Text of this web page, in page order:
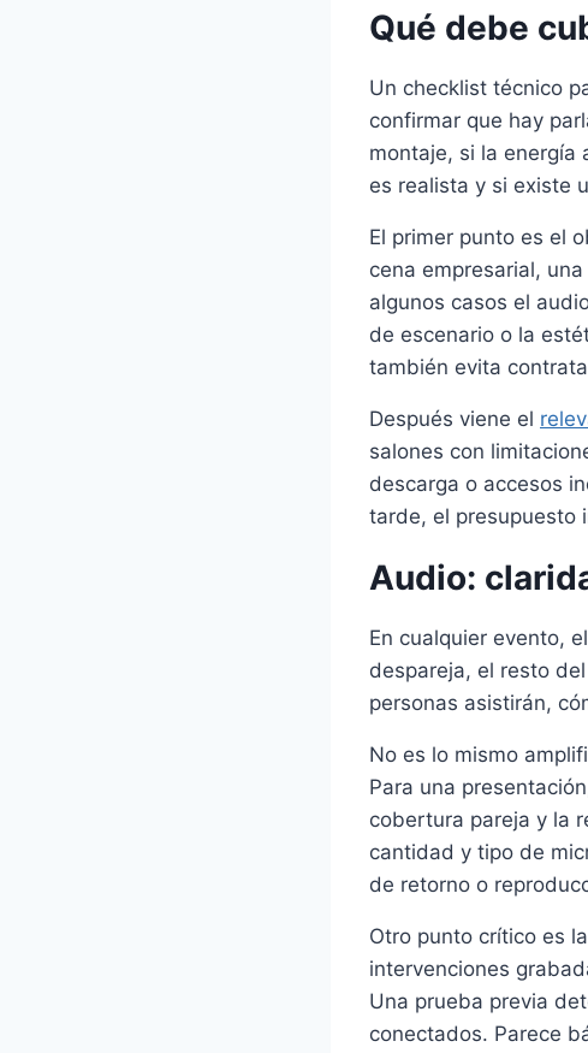
Qué debe
Un checklist técnico
confirmar que hay
montaje, si la energía
es realista y si existe
El primer punto es el
cena empresarial,
algunos casos el
de escenario o la
también evita
Después viene el
salones con
descarga o accesos
tarde, el presupuesto
Audio:
En cualquier evento,
despareja, el resto
personas asistirán,
No es lo mismo
Para una
cobertura pareja y la
cantidad y tipo de
de retorno o
Otro punto crítico es
intervenciones
Una prueba previa
conectados. Parece